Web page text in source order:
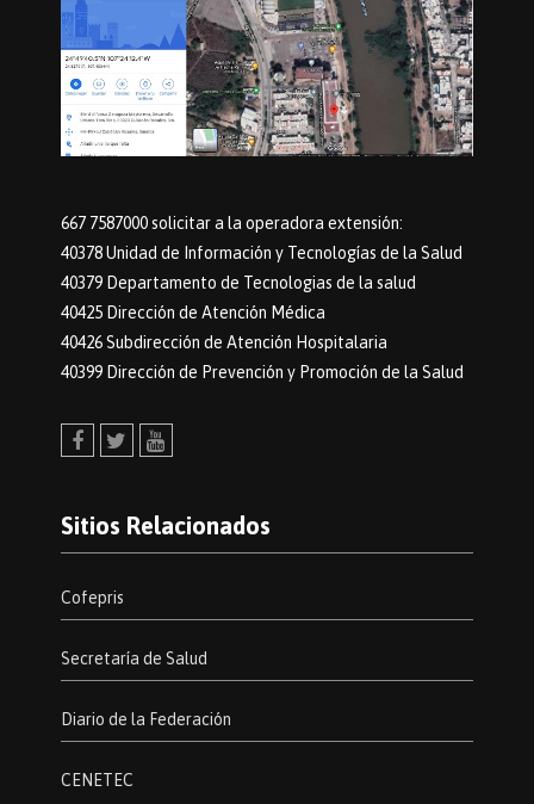
667 7587000 solicitar a la operadora extensión:
40378 Unidad de Información y Tecnologías de la Salud
40379 Departamento de Tecnologias de la salud
40425 Dirección de Atención Médica
40426 Subdirección de Atención Hospitalaria
40399 Dirección de Prevención y Promoción de la Salud
Sitios Relacionados
Cofepris
Secretaría de Salud
Diario de la Federación
CENETEC